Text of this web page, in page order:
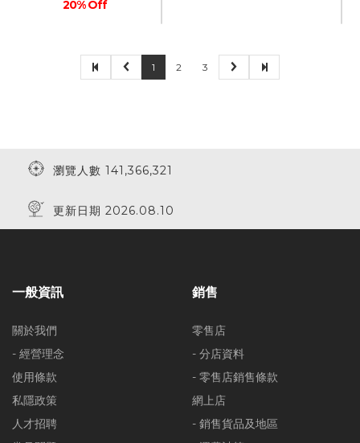
20% Off
1 2 3
瀏覽人數 141,366,321
更新日期 2026.08.10
一般資訊
關於我們
- 經營理念
使用條款
私隱政策
人才招聘
銷售
零售店
- 分店資料
- 零售店銷售條款
網上店
- 銷售貨品及地區